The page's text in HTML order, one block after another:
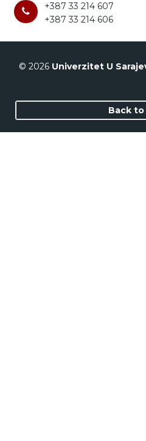
+387 33 214 607
+387 33 214 606
© 2026 Univerzitet U
Back to